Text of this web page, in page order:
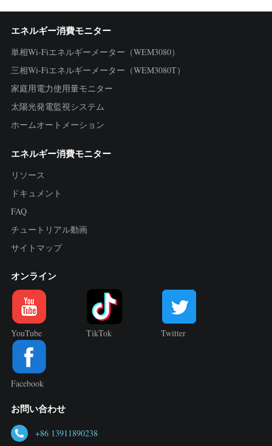
エネルギー消費モニター
単相Wi-Fiエネルギーメーター（WEM3080）
三相Wi-Fiエネルギーメーター（WEM3080T）
家庭用電力使用量モニター
太陽光発電監視システム
ホームオートメーション
エネルギー消費モニター
リソース
ドキュメント
FAQ
チュートリアル動画
サイトマップ
オンライン
YouTube TikTok Twitter
Facebook
お問い合わせ
+86 13911890238